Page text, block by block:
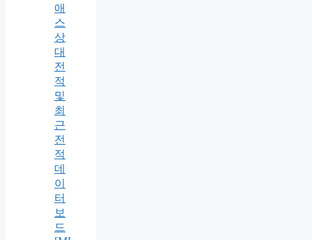
애
스
상
대
전
적
및
최
근
전
적
데
이
터
보
드